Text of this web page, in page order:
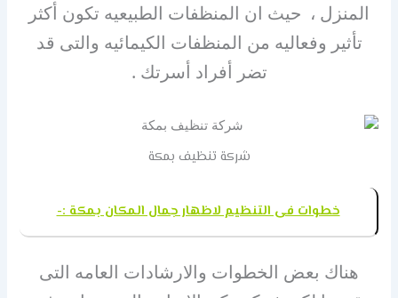
المنزل ، حيث ان المنظفات الطبيعيه تكون أكثر
تأثير وفعاليه من المنظفات الكيمائيه والتى قد
تضر أفراد أسرتك .
شركة تنظيف بمكة
خطوات فى التنظيم لاظهار جمال المكان بمكة :-
هناك بعض الخطوات والارشادات العامه التى